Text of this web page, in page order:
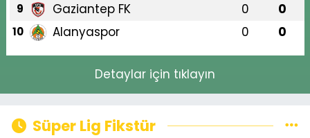
9 Gaziantep FK 0 0
10 Alanyaspor 0 0
Detaylar için tıklayın
Süper Lig Fikstür